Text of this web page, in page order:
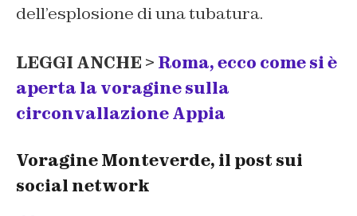
dell’esplosione di una tubatura.
LEGGI ANCHE > Roma, ecco come si è
aperta la voragine sulla
circonvallazione Appia
Voragine Monteverde, il post sui
social network